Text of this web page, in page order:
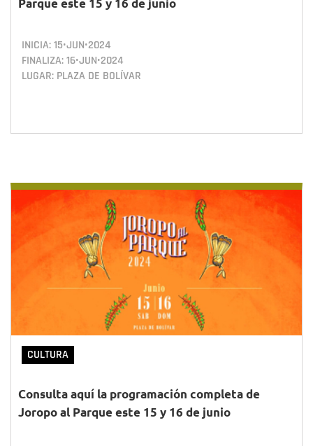
Parque este 15 y 16 de junio
INICIA:15•JUN•2024
FINALIZA:16•JUN•2024
LUGAR: PLAZA DE BOLÍVAR
CULTURA
Consulta aquí la programación completa de
Joropo al Parque este 15 y 16 de junio